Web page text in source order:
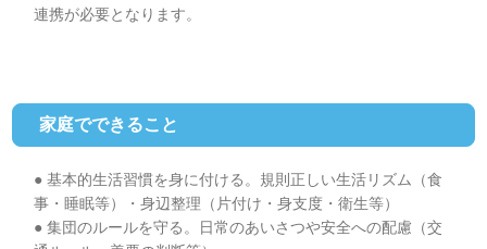
連携が必要となります。
家庭でできること
● 基本的生活習慣を身に付ける。規則正しい生活リズム（食
事・睡眠等）・身辺整理（片付け・身支度・衛生等）
● 集団のルールを守る。日常のあいさつや安全への配慮（交